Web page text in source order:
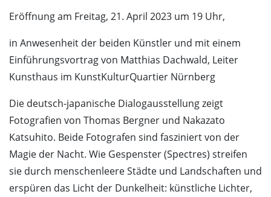
Eröffnung am Freitag, 21. April 2023 um 19 Uhr,
in Anwesenheit der beiden Künstler und mit einem
Einführungsvortrag von Matthias Dachwald, Leiter
Kunsthaus im KunstKulturQuartier Nürnberg
Die deutsch-japanische Dialogausstellung zeigt
Fotografien von Thomas Bergner und Nakazato
Katsuhito. Beide Fotografen sind fasziniert von der
Magie der Nacht. Wie Gespenster (Spectres) streifen
sie durch menschenleere Städte und Landschaften und
erspüren das Licht der Dunkelheit: künstliche Lichter,